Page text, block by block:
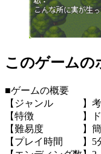
このゲームの
■ゲームの概要
【ジャンル 】考
【特徴 】ドッ
【難易度 】簡
【プレイ時間 】5